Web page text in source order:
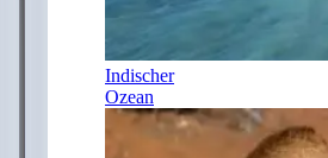
Indischer
Ozean